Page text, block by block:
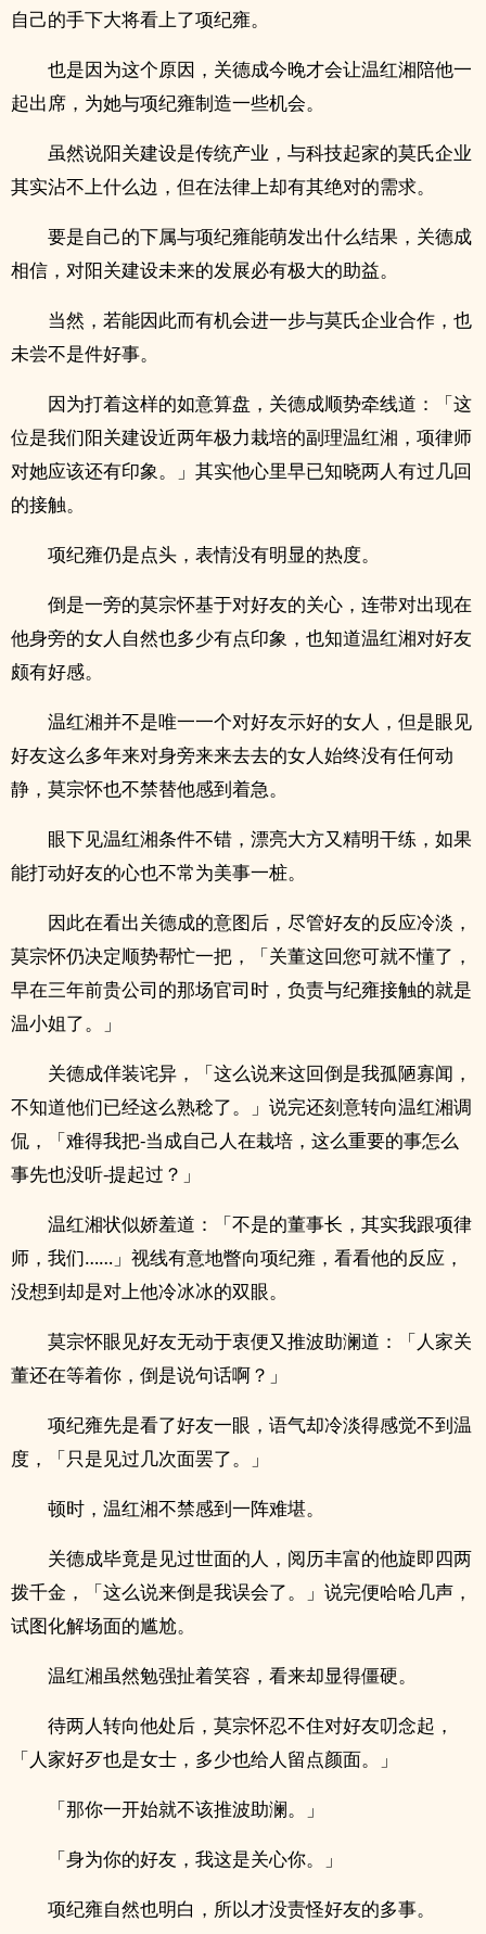
自己的手下大将看上了项纪雍。
也是因为这个原因，关德成今晚才会让温红湘陪他一
起出席，为她与项纪雍制造一些机会。
虽然说阳关建设是传统产业，与科技起家的莫氏企业
其实沾不上什么边，但在法律上却有其绝对的需求。
要是自己的下属与项纪雍能萌发出什么结果，关德成
相信，对阳关建设未来的发展必有极大的助益。
当然，若能因此而有机会进一步与莫氏企业合作，也
未尝不是件好事。
因为打着这样的如意算盘，关德成顺势牵线道：「这
位是我们阳关建设近两年极力栽培的副理温红湘，项律师
对她应该还有印象。」其实他心里早已知晓两人有过几回
的接触。
项纪雍仍是点头，表情没有明显的热度。
倒是一旁的莫宗怀基于对好友的关心，连带对出现在
他身旁的女人自然也多少有点印象，也知道温红湘对好友
颇有好感。
温红湘并不是唯一一个对好友示好的女人，但是眼见
好友这么多年来对身旁来来去去的女人始终没有任何动
静，莫宗怀也不禁替他感到着急。
眼下见温红湘条件不错，漂亮大方又精明干练，如果
能打动好友的心也不常为美事一桩。
因此在看出关德成的意图后，尽管好友的反应冷淡，
莫宗怀仍决定顺势帮忙一把，「关董这回您可就不懂了，
早在三年前贵公司的那场官司时，负责与纪雍接触的就是
温小姐了。」
关德成佯装诧异，「这么说来这回倒是我孤陋寡闻，
不知道他们已经这么熟稔了。」说完还刻意转向温红湘调
侃，「难得我把-当成自己人在栽培，这么重要的事怎么
事先也没听-提起过？」
温红湘状似娇羞道：「不是的董事长，其实我跟项律
师，我们……」视线有意地瞥向项纪雍，看看他的反应，
没想到却是对上他冷冰冰的双眼。
莫宗怀眼见好友无动于衷便又推波助澜道：「人家关
董还在等着你，倒是说句话啊？」
项纪雍先是看了好友一眼，语气却冷淡得感觉不到温
度，「只是见过几次面罢了。」
顿时，温红湘不禁感到一阵难堪。
关德成毕竟是见过世面的人，阅历丰富的他旋即四两
拨千金，「这么说来倒是我误会了。」说完便哈哈几声，
试图化解场面的尴尬。
温红湘虽然勉强扯着笑容，看来却显得僵硬。
待两人转向他处后，莫宗怀忍不住对好友叨念起，
「人家好歹也是女士，多少也给人留点颜面。」
「那你一开始就不该推波助澜。」
「身为你的好友，我这是关心你。」
项纪雍自然也明白，所以才没责怪好友的多事。